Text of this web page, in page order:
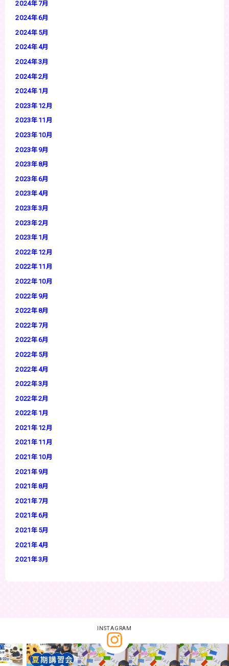
2024年7月
2024年6月
2024年5月
2024年4月
2024年3月
2024年2月
2024年1月
2023年12月
2023年11月
2023年10月
2023年9月
2023年8月
2023年6月
2023年4月
2023年3月
2023年2月
2023年1月
2022年12月
2022年11月
2022年10月
2022年9月
2022年8月
2022年7月
2022年6月
2022年5月
2022年4月
2022年3月
2022年2月
2022年1月
2021年12月
2021年11月
2021年10月
2021年9月
2021年8月
2021年7月
2021年6月
2021年5月
2021年4月
2021年3月
INSTAGRAM